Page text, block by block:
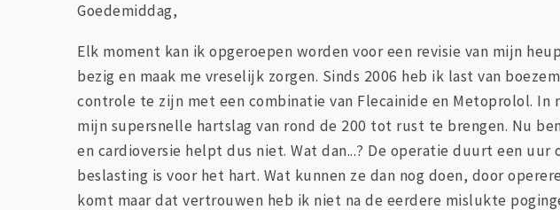
Goedemiddag,
Elk moment kan ik opgeroepen worden voor een revisie van mijn
bezig en maak me vreselijk zorgen. Sinds 2006 heb ik last van
controle te zijn met een combinatie van Flecainide en Metoprolol. In
mijn supersnelle hartslag van rond de 200 tot rust te brengen. Nu
en cardioversie helpt dus niet. Wat dan...? De operatie duurt een
beslasting is voor het hart. Wat kunnen ze dan nog doen, door
komt maar dat vertrouwen heb ik niet na de eerdere mislukte